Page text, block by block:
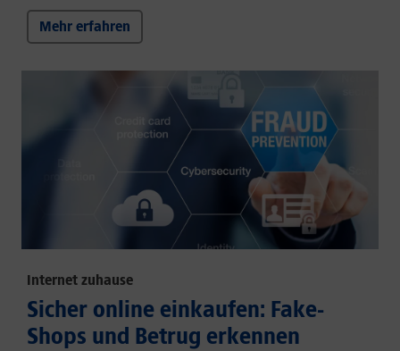
Mehr erfahren
Internet zuhause
Sicher online einkaufen: Fake-
Shops und Betrug erkennen